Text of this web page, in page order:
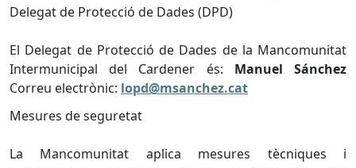
Delegat de Protecció de Dades (DPD)
El Delegat de Protecció de Dades de la Mancomunitat
Intermunicipal del Cardener és: Manuel Sánchez
Correu electrònic: lopd@msanchez.cat
Mesures de seguretat
La Mancomunitat aplica mesures tècniques i